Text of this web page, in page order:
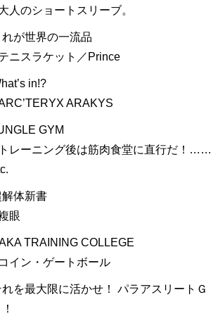
人のショートスリーブ。
れが世界の一流品
ニスラケット／Prince
in!?
ARAKYS
GYM
レーニング後は筋肉食堂に直行だ！……
解体新書
眼
TRAINING COLLEGE
イン・ゲートボール
れを最大限に活かせ！ パラアスリートＧ